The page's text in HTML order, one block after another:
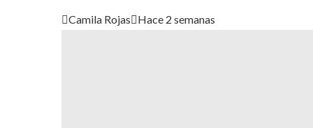
Camila Rojas Hace 2 semanas